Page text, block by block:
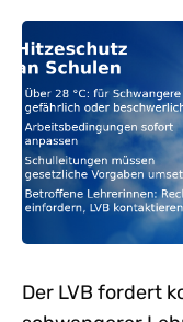
Der LVB fordert